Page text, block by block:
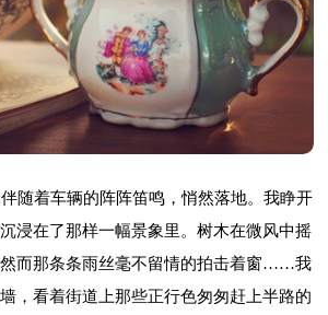
随着车辆的阵阵笛鸣，悄然落地。我睁开
浸在了那样一幅景象里。树木在微风中摇
然而那条条雨丝毫不留情的拍击着窗……我
，看着街道上那些正行色匆匆赶上半路的